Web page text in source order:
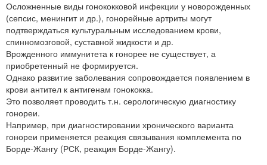
Осложненные виды гонококковой инфекции у новорожденных
(сепсис, менингит и др.), гонорейные артриты могут
подтверждаться культуральным исследованием крови,
спинномозговой, суставной жидкости и др.
Врожденного иммунитета к гонорее не существует, а
приобретенный не формируется.
Однако развитие заболевания сопровождается появлением в
крови антител к антигенам гонококка.
Это позволяет проводить т.н. серологическую диагностику
гонореи.
Например, при диагностировании хронического варианта
гонореи применяется реакция связывания комплемента по
Борде-Жангу (РСК, реакция Борде-Жангу).